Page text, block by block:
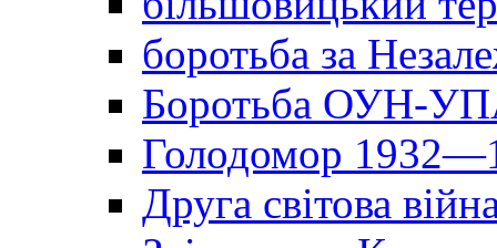
боротьба за
Боротьба ОУН-УПА
Голодомор
Друга світова